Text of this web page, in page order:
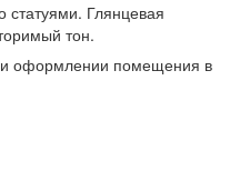
статуями. Глянцевая
тон.
оформлении помещения в